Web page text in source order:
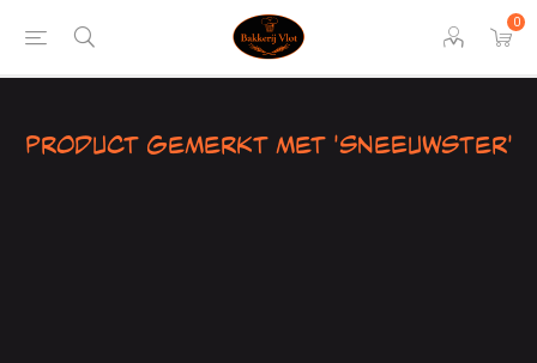
0
Product gemerkt met 'sneeuwster'